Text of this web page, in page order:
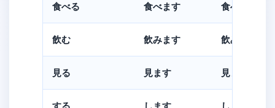
食べる 食べます 食べましょ
飲む 飲みます 飲みましょ
見る 見ます 見ましょう
する します しましょう